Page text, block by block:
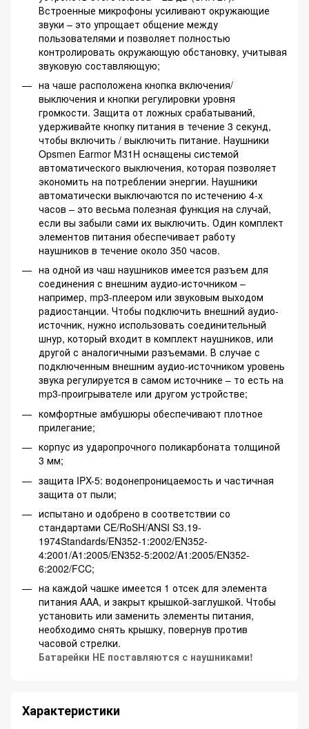
Встроенные микрофоны усиливают окружающие
звуки – это упрощает общение между
пользователями и позволяет полностью
контролировать окружающую обстановку, учитывая
звуковую составляющую;
на чаше расположена кнопка включения/
выключения и кнопки регулировки уровня
громкости. Защита от ложных срабатываний,
удерживайте кнопку питания в течение 3 секунд,
чтобы включить / выключить питание. Наушники
Opsmen Earmor M31H оснащены системой
автоматического выключения, которая позволяет
экономить на потреблении энергии. Наушники
автоматически выключаются по истечению 4-х
часов – это весьма полезная функция на случай,
если вы забыли сами их выключить. Один комплект
элементов питания обеспечивает работу
наушников в течение около 350 часов.
на одной из чаш наушников имеется разъем для
соединения с внешним аудио-источником –
например, mp3-плеером или звуковым выходом
радиостанции. Чтобы подключить внешний аудио-
источник, нужно использовать соединительный
шнур, который входит в комплект наушников, или
другой с аналогичными разъемами. В случае с
подключенным внешним аудио-источником уровень
звука регулируется в самом источнике – то есть на
mp3-проигрывателе или другом устройстве;
комфортные амбушюры обеспечивают плотное
прилегание;
корпус из ударопрочного поликарбоната толщиной
3 мм;
защита IPX-5: водонепроницаемость и частичная
защита от пыли;
испытано и одобрено в соответствии со
стандартами CE/RoSH/ANSI S3.19-
1974Standards/EN352-1:2002/EN352-
4:2001/A1:2005/EN352-5:2002/A1:2005/EN352-
6:2002/FCC;
на каждой чашке имеется 1 отсек для элемента
питания AAA, и закрыт крышкой-заглушкой. Чтобы
установить или заменить элементы питания,
необходимо снять крышку, повернув против
часовой стрелки.
Батарейки НЕ поставляются с наушниками!
Характеристики